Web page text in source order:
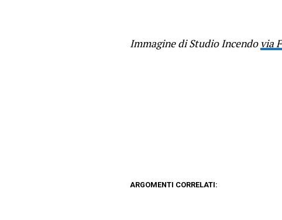
Immagine di Studio Incendo via
ARGOMENTI CORRELATI: